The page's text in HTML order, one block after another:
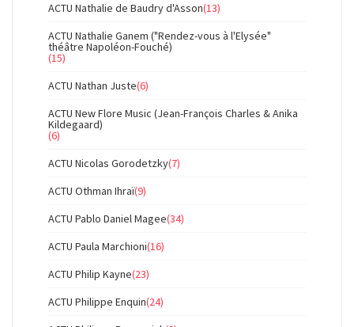
ACTU Nathalie de Baudry d'Asson(13)
ACTU Nathalie Ganem ("Rendez-vous à l'Elysée"
théâtre Napoléon-Fouché)
(15)
ACTU Nathan Juste(6)
ACTU New Flore Music (Jean-François Charles & Anika
Kildegaard)
(6)
ACTU Nicolas Gorodetzky(7)
ACTU Othman Ihraï(9)
ACTU Pablo Daniel Magee(34)
ACTU Paula Marchioni(16)
ACTU Philip Kayne(23)
ACTU Philippe Enquin(24)